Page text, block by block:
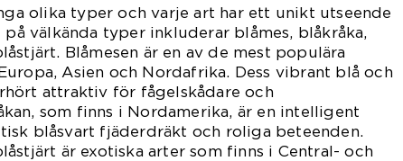
olika typer och varje art har ett unikt utseende
välkända typer inkluderar blåmes, blåkråka,
Blåmesen är en av de mest populära
Asien och Nordafrika. Dess vibrant blå och
attraktiv för fågelskådare och
som finns i Nordamerika, är en intelligent
blåsvart fjäderdräkt och roliga beteenden.
är exotiska arter som finns i Central- och